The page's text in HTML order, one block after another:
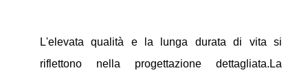
L'elevata qualità e la lunga durata di vita si
riflettono nella progettazione dettagliata.La